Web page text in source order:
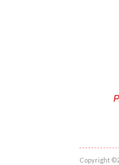
Copyright